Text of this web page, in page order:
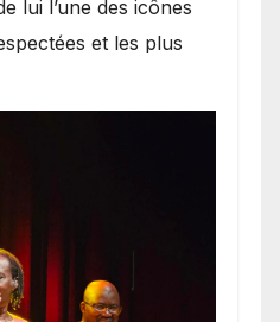
lui l’une des icônes
et les plus